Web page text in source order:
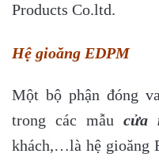
Products Co.ltd.
Hệ gioăng EDPM
Một bộ phận đóng
trong các mẫu cửa
khách,…là hệ gioăng